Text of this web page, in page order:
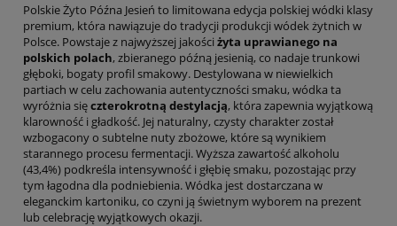
Polskie Żyto Późna Jesień to limitowana edycja polskiej wódki klasy
premium, która nawiązuje do tradycji produkcji wódek żytnich w
Polsce. Powstaje z najwyższej jakości żyta uprawianego na
polskich polach, zbieranego późną jesienią, co nadaje trunkowi
głęboki, bogaty profil smakowy. Destylowana w niewielkich
partiach w celu zachowania autentyczności smaku, wódka ta
wyróżnia sięczterokrotną destylacją, która zapewnia wyjątkową
klarowność i gładkość. Jej naturalny, czysty charakter został
wzbogacony o subtelne nuty zbożowe, które są wynikiem
starannego procesu fermentacji. Wyższa zawartość alkoholu
(43,4%) podkreśla intensywność i głębię smaku, pozostając przy
tym łagodna dla podniebienia. Wódka jest dostarczana w
eleganckim kartoniku, co czyni ją świetnym wyborem na prezent
lub celebrację wyjątkowych okazji.